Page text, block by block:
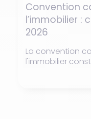
Convention
l’immobilier :
2026
La convention
l'immobilier